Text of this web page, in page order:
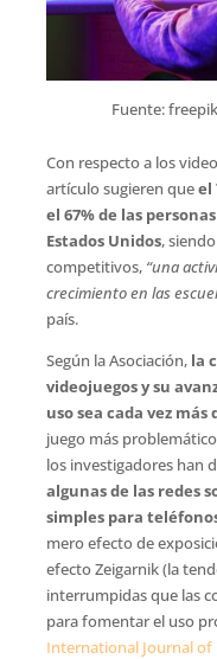
Fuente:
Con respecto a los
artículo sugieren queel
el 67% de las
Estados Unidos,
competitivos, “una
crecimiento en las
país.
Según la Asociación, la
videojuegos y su
uso sea cada vez
juego más
los investigadores han
algunas de las redes
simples para
mero efecto de
efecto Zeigarnik (la
interrumpidas que las
para fomentar el uso
International Journal of